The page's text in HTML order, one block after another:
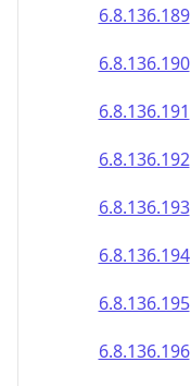
6.8.136.189
6.8.136.190
6.8.136.191
6.8.136.192
6.8.136.193
6.8.136.194
6.8.136.195
6.8.136.196